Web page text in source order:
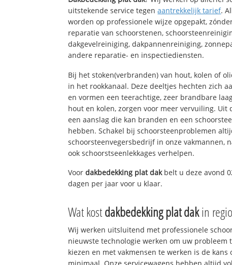
uitstekende service tegenaantrekkelijk tarief.
worden op professionele wijze opgepakt,
reparatie van schoorstenen,
dakgevelreiniging, dakpannenreiniging,
andere reparatie- en inspectiediensten.
Bij het stoken(verbranden) van hout, kolen of
in het rookkanaal. Deze deeltjes hechten zich
en vormen een teerachtige, zeer brandbare
hout en kolen, zorgen voor meer vervuiling. Uit
een aanslag die kan branden en een
hebben. Schakel bij schoorsteenproblemen
schoorsteenvegersbedrijf in onze vakmannen,
ook schoorstseenlekkages verhelpen.
Voordakbedekking plat dakbelt u deze avond
dagen per jaar voor u klaar.
Wat kostdakbedekking plat dakin
Wij werken uitsluitend met professionele
nieuwste technologie werken om uw probleem
kiezen en met vakmensen te werken is de